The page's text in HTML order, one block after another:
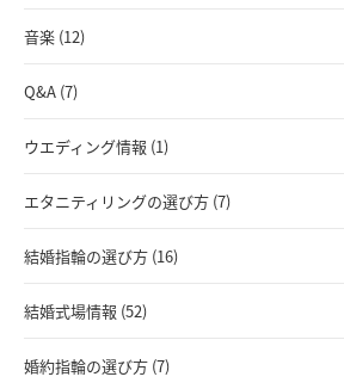
音楽 (12)
Q&A (7)
ウエディング情報 (1)
エタニティリングの選び方 (7)
結婚指輪の選び方 (16)
結婚式場情報 (52)
婚約指輪の選び方 (7)